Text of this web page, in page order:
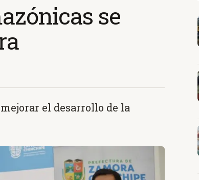
se
el desarrollo de la